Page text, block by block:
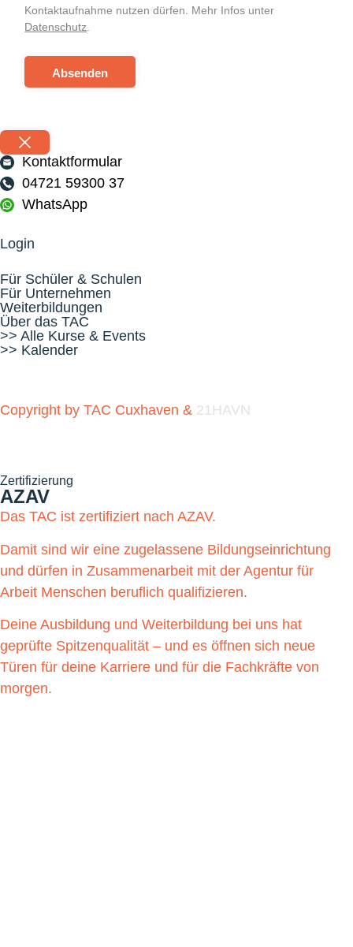
Kontaktaufnahme nutzen dürfen. Mehr Infos unter
Datenschutz.
Absenden
Kontaktformular
04721 59300 37
WhatsApp
Login
Für Schüler & Schulen
Für Unternehmen
Weiterbildungen
Über das TAC
>> Alle Kurse & Events
>> Kalender
Copyright by TAC Cuxhaven & 21HAVN
Zertifizierung
AZAV
Das TAC ist zertifiziert nach AZAV.
Damit sind wir eine zugelassene Bildungseinrichtung
und dürfen in Zusammenarbeit mit der Agentur für
Arbeit Menschen beruflich qualifizieren.
Deine Ausbildung und Weiterbildung bei uns hat
geprüfte Spitzenqualität – und es öffnen sich neue
Türen für deine Karriere und für die Fachkräfte von
morgen.